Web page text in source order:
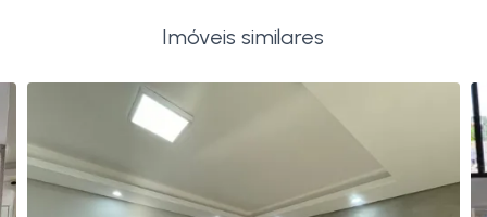
Imóveis similares